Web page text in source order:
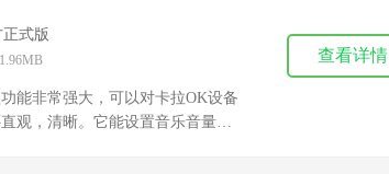
正式版
1.96MB
能非常强大，可以对卡拉OK设备
观，清晰。它能设置音乐音量、
查看详情